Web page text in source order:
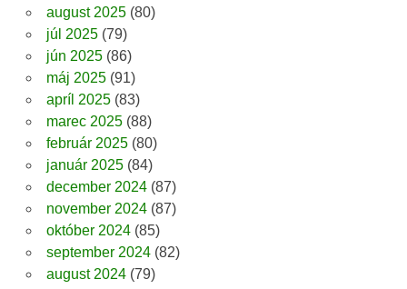
august 2025(80)
júl 2025(79)
jún 2025(86)
máj 2025(91)
apríl 2025(83)
marec 2025(88)
február 2025(80)
január 2025(84)
december 2024(87)
november 2024(87)
október 2024(85)
september 2024(82)
august 2024(79)